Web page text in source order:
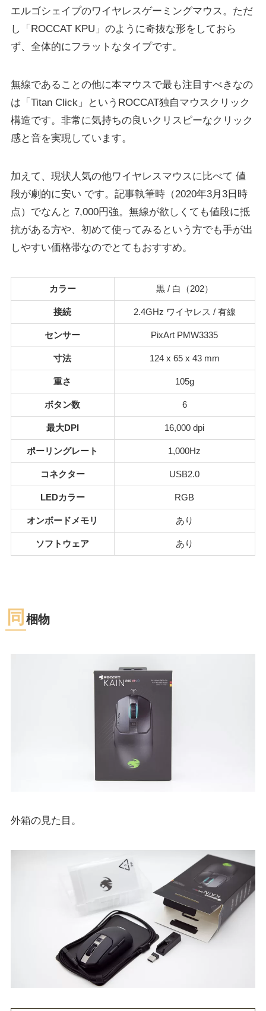
エルゴシェイプのワイヤレスゲーミングマウス。ただ
し「ROCCAT KPU」のように奇抜な形をしておら
ず、全体的にフラットなタイプです。
無線であることの他に本マウスで最も注目すべきなの
は「Titan Click」というROCCAT独自マウスクリック
構造です。非常に気持ちの良いクリスピーなクリック
感と音を実現しています。
加えて、現状人気の他ワイヤレスマウスに比べて 値
段が劇的に安い です。記事執筆時（2020年3月3日時
点）でなんと 7,000円強。無線が欲しくても値段に抵
抗がある方や、初めて使ってみるという方でも手が出
しやすい価格帯なのでとてもおすすめ。
カラー 黒 / 白（202）
接続 2.4GHz ワイヤレス / 有線
センサー PixArt PMW3335
寸法 124 x 65 x 43 mm
重さ 105g
ボタン数 6
最大DPI 16,000 dpi
ポーリングレート 1,000Hz
コネクター USB2.0
LEDカラー RGB
オンボードメモリ あり
ソフトウェア あり
同 梱物
外箱の見た目。